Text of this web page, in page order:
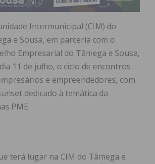
Intermunicipal (CIM) do
e Sousa, em parceria com o
Empresarial do Tâmega e Sousa,
11 de julho, o ciclo de encontros
e empreendedores, com
dedicado à temática da
PME.
terá lugar na CIM do Tâmega e